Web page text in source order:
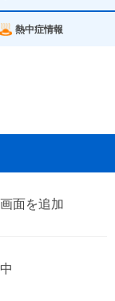
熱中症情報
面を追加